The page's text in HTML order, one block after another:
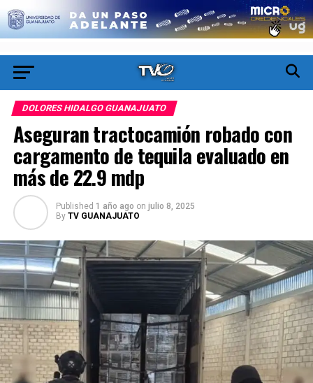
DOLORES HIDALGO GUANAJUATO
Aseguran tractocamión robado con
cargamento de tequila evaluado en
más de 22.9 mdp
Published 1 año ago on julio 8, 2025
By TV GUANAJUATO